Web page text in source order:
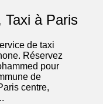
Taxi à Paris
de taxi
Réservez
pour
de
centre,